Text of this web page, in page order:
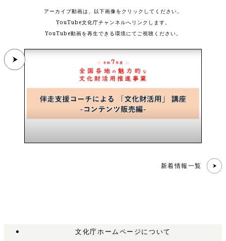
アーカイブ動画は、以下画像をクリックしてください。
YouTube文化庁チャンネルへリンクします。
YouTube動画を再生できる環境にてご視聴ください。
新着情報一覧
文化庁ホームページについて